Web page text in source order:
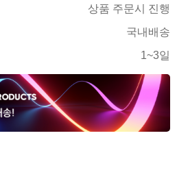
상품 주문시 진행
국내배송
1~3일